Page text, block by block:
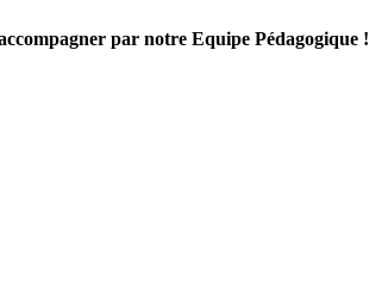
par notre Equipe Pédagogique !